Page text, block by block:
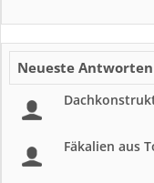
Neueste Antworten
Fäkalien aus